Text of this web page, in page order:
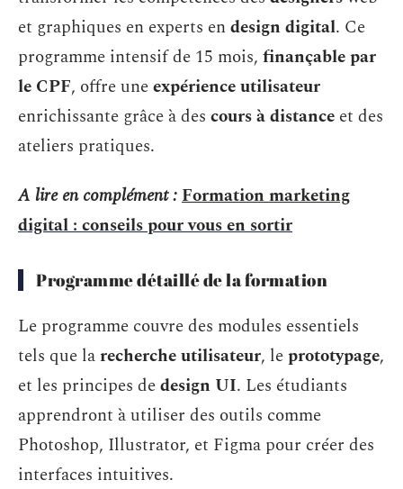
et graphiques en experts endesign digital. Ce
programme intensif de 15 mois, finançable par
le CPF, offre uneexpérience utilisateur
enrichissante grâce à des cours à distance et des
ateliers pratiques.
A lire en complément :Formation marketing
digital : conseils pour vous en sortir
Programme détaillé de la formation
Le programme couvre des modules essentiels
tels que larecherche utilisateur, leprototypage,
et les principes dedesign UI. Les étudiants
apprendront à utiliser des outils comme
Photoshop, Illustrator, et Figma pour créer des
interfaces intuitives.